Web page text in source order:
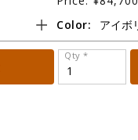
Color:
Qty *